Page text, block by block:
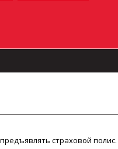
страховой полис.